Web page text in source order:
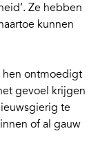
Ze hebben
kunnen
hen ontmoedigt
gevoel krijgen
te
of al gauw